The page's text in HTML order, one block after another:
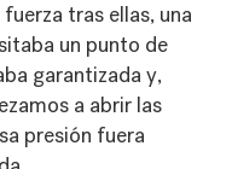
tras ellas, una
un punto de
garantizada y,
a abrir las
presión fuera